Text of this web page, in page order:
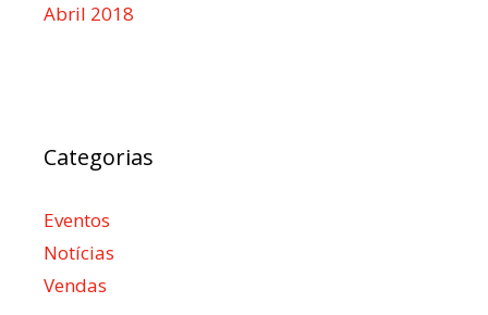
Abril 2018
Categorias
Eventos
Notícias
Vendas